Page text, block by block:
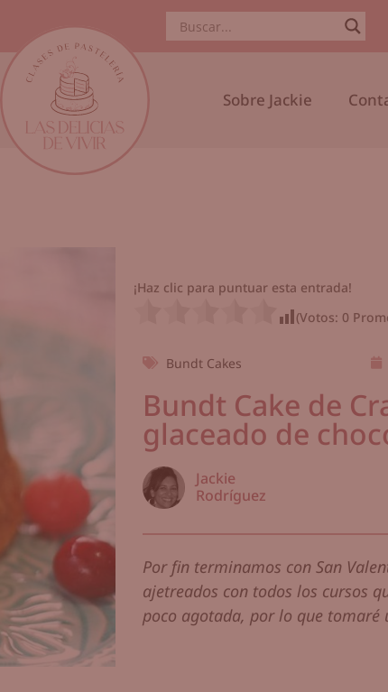
Sobre Jackie
¡Haz clic para puntuar esta entrada!
(Votos: 0
Bundt Cakes
Bundt Cake de
glaceado de
Jackie
Rodríguez
Por fin terminamos con San
ajetreados con todos los cursos
poco agotada, por lo que tomaré